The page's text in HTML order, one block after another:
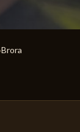
Brora